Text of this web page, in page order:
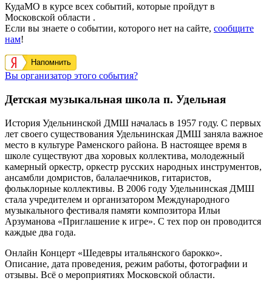
КудаМО в курсе всех событий, которые пройдут в
Московской области .
Если вы знаете о событии, которого нет на сайте, сообщите
нам!
Напомнить
Вы организатор этого события?
Детская музыкальная школа п. Удельная
История Удельнинской ДМШ началась в 1957 году. С первых
лет своего существования Удельнинская ДМШ заняла важное
место в культуре Раменского района. В настоящее время в
школе существуют два хоровых коллектива, молодежный
камерный оркестр, оркестр русских народных инструментов,
ансамбли домристов, балалаечников, гитаристов,
фольклорные коллективы. В 2006 году Удельнинская ДМШ
стала учредителем и организатором Международного
музыкального фестиваля памяти композитора Ильи
Арзуманова «Приглашение к игре». С тех пор он проводится
каждые два года.
Онлайн Концерт «Шедевры итальянского барокко».
Описание, дата проведения, режим работы, фотографии и
отзывы. Всё о мероприятиях Московской области.